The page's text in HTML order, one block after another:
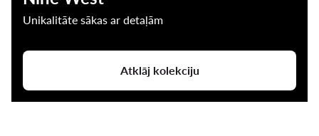
Unikalitāte sākas ar detaļām
Atklāj kolekciju